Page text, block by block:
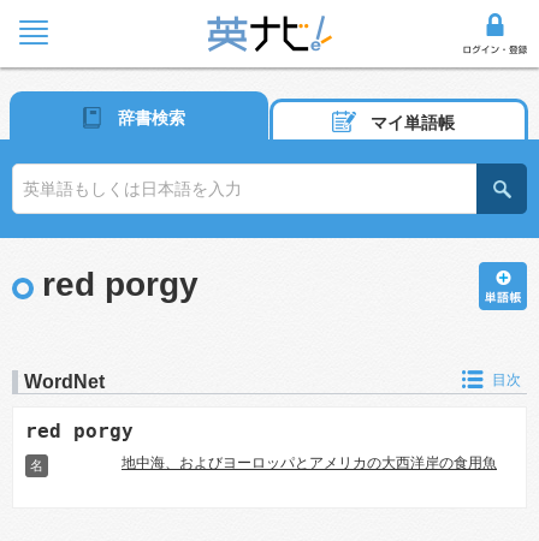
辞書検索 マイ単語帳
red porgy
WordNet 目次
red porgy
名 地中海、およびヨーロッパとアメリカの大西洋岸の食用魚